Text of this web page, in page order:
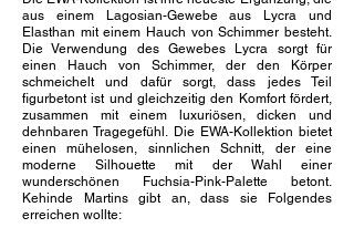
aus einem Lagosian-Gewebe aus Lycra und
Elasthan mit einem Hauch von Schimmer besteht.
Die Verwendung des Gewebes Lycra sorgt für
einen Hauch von Schimmer, der den Körper
schmeichelt und dafür sorgt, dass jedes Teil
figurbetont ist und gleichzeitig den Komfort fördert,
zusammen mit einem luxuriösen, dicken und
dehnbaren Tragegefühl. Die EWA-Kollektion bietet
einen mühelosen, sinnlichen Schnitt, der eine
moderne Silhouette mit der Wahl einer
wunderschönen Fuchsia-Pink-Palette betont.
Kehinde Martins gibt an, dass sie Folgendes
erreichen wollte: